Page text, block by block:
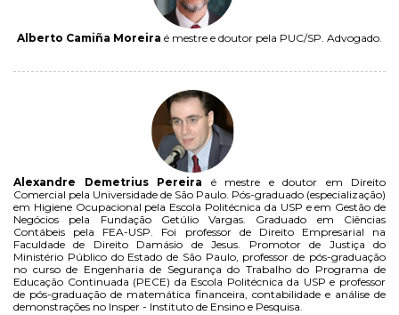
Alberto Camiña Moreira é mestre e doutor pela PUC/SP. Advogado.
Alexandre Demetrius Pereira é mestre e doutor em Direito
Comercial pela Universidade de São Paulo. Pós-graduado (especialização)
em Higiene Ocupacional pela Escola Politécnica da USP e em Gestão de
Negócios pela Fundação Getúlio Vargas. Graduado em Ciências
Contábeis pela FEA-USP. Foi professor de Direito Empresarial na
Faculdade de Direito Damásio de Jesus. Promotor de Justiça do
Ministério Público do Estado de São Paulo, professor de pós-graduação
no curso de Engenharia de Segurança do Trabalho do Programa de
Educação Continuada (PECE) da Escola Politécnica da USP e professor
de pós-graduação de matemática financeira, contabilidade e análise de
demonstrações no Insper - Instituto de Ensino e Pesquisa.